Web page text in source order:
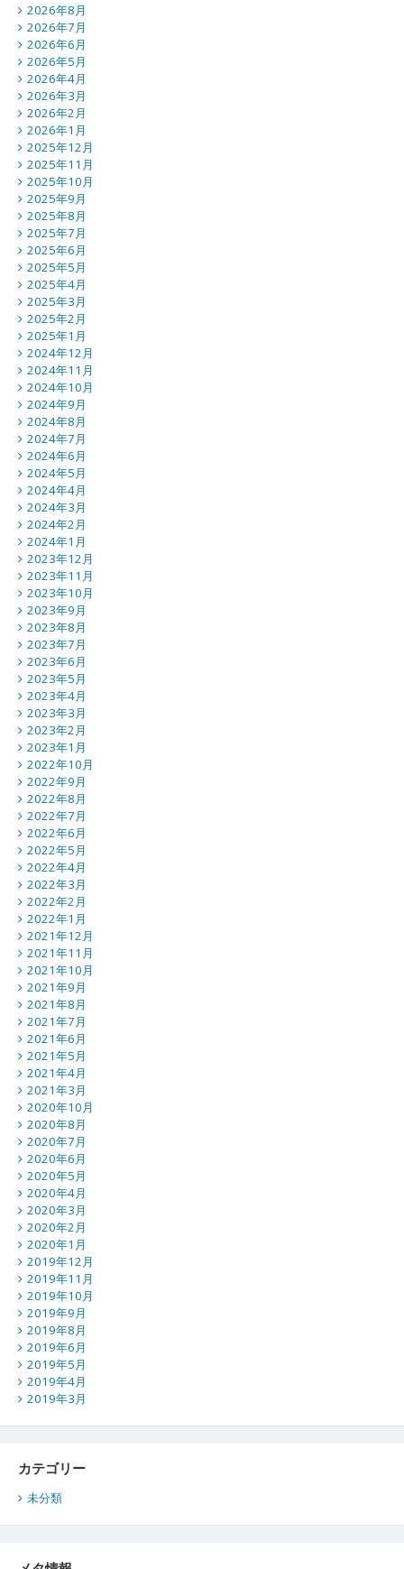
2026年8月
2026年7月
2026年6月
2026年5月
2026年4月
2026年3月
2026年2月
2026年1月
2025年12月
2025年11月
2025年10月
2025年9月
2025年8月
2025年7月
2025年6月
2025年5月
2025年4月
2025年3月
2025年2月
2025年1月
2024年12月
2024年11月
2024年10月
2024年9月
2024年8月
2024年7月
2024年6月
2024年5月
2024年4月
2024年3月
2024年2月
2024年1月
2023年12月
2023年11月
2023年10月
2023年9月
2023年8月
2023年7月
2023年6月
2023年5月
2023年4月
2023年3月
2023年2月
2023年1月
2022年10月
2022年9月
2022年8月
2022年7月
2022年6月
2022年5月
2022年4月
2022年3月
2022年2月
2022年1月
2021年12月
2021年11月
2021年10月
2021年9月
2021年8月
2021年7月
2021年6月
2021年5月
2021年4月
2021年3月
2020年10月
2020年8月
2020年7月
2020年6月
2020年5月
2020年4月
2020年3月
2020年2月
2020年1月
2019年12月
2019年11月
2019年10月
2019年9月
2019年8月
2019年6月
2019年5月
2019年4月
2019年3月
カテゴリー
未分類